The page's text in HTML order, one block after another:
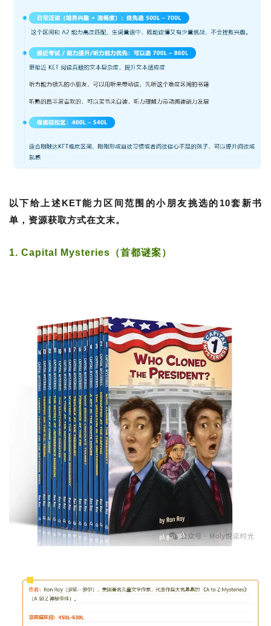
以下给上述KET能力区间范围的小朋友挑选的10套新书
单，资源获取方式在文末。
1. Capital Mysteries（首都谜案）